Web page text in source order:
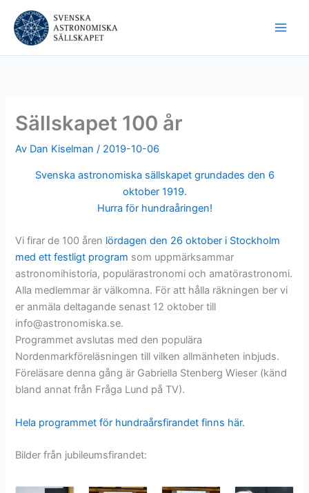
Hoppa
innehåll
Sällskapet 100 år
Av Dan Kiselman/ 2019-10-06
Svenska astronomiska sällskapet grundades den 6
oktober 1919.
Hurra för hundraåringen!
Vi firar de 100 åren lördagen den 26 oktober i Stockholm
med ett festligt program som uppmärksammar
astronomihistoria, populärastronomi och amatörastronomi.
Alla medlemmar är välkomna. För att hålla räkningen ber vi
er anmäla deltagande senast 12 oktober till
info@astronomiska.se.
Programmet avslutas med den populära
Nordenmarkföreläsningen till vilken allmänheten inbjuds.
Föreläsare denna gång är Gabriella Stenberg Wieser (känd
bland annat från Fråga Lund på TV).
Hela programmet för hundraårsfirandet finns här.
Bilder från jubileumsfirandet: